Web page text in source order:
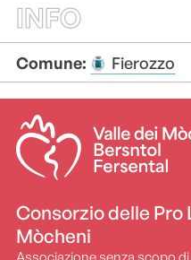
INFO
Comune: Fierozzo
Consorzio delle Pro
Mòcheni